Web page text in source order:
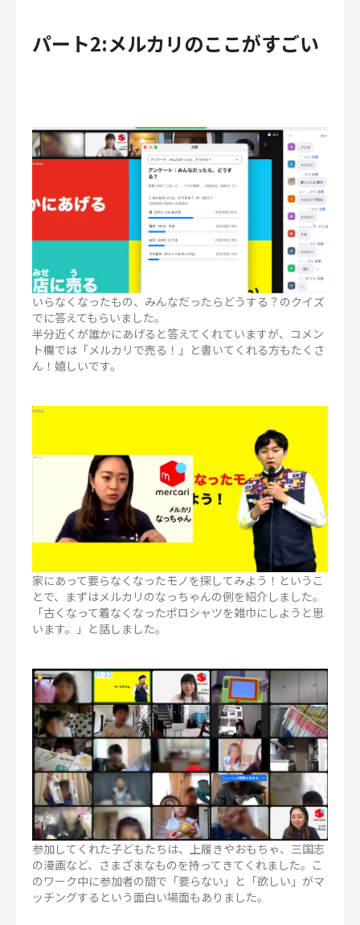
パート2:メルカリのここがすごい
いらなくなったもの、みんなだったらどうする？のクイズ
でに答えてもらいました。
半分近くが誰かにあげると答えてくれていますが、コメン
ト欄では「メルカリで売る！」と書いてくれる方もたくさ
ん！嬉しいです。
家にあって要らなくなったモノを探してみよう！というこ
とで、まずはメルカリのなっちゃんの例を紹介しました。
「古くなって着なくなったポロシャツを雑巾にしようと思
います。」と話しました。
参加してくれた子どもたちは、上履きやおもちゃ、三国志
の漫画など、さまざまなものを持ってきてくれました。こ
のワーク中に参加者の間で「要らない」と「欲しい」がマ
ッチングするという面白い場面もありました。